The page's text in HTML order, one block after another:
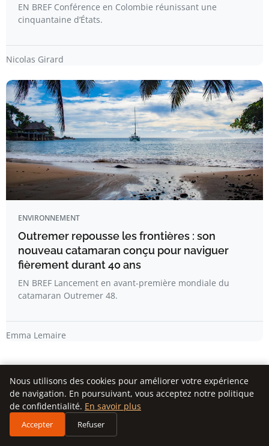
EN BREF Conférence en Colombie réunissant une
cinquantaine d’États.
Nicolas Girard
ENVIRONNEMENT
Outremer repousse les frontières : son
nouveau catamaran conçu pour naviguer
fièrement durant 40 ans
EN BREF Lancement en avant-première mondiale du
catamaran Outremer 48.
Emma Lemaire
Newsletter
Nous utilisons des cookies pour améliorer votre expérience
de navigation. En poursuivant, vous acceptez notre politique
de confidentialité. En savoir plus
Accepter Refuser